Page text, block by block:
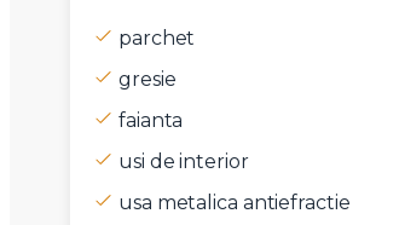
parchet
gresie
faianta
usi de interior
usa metalica antiefractie